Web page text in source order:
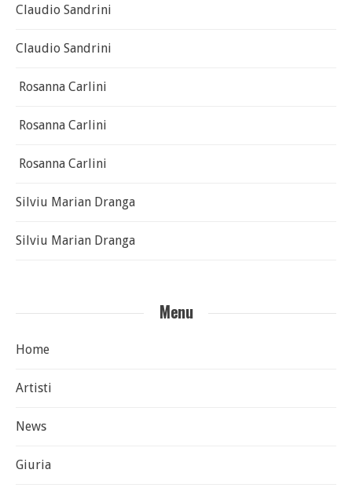
Claudio Sandrini
Claudio Sandrini
Rosanna Carlini
Rosanna Carlini
Rosanna Carlini
Silviu Marian Dranga
Silviu Marian Dranga
Menu
Home
Artisti
News
Giuria